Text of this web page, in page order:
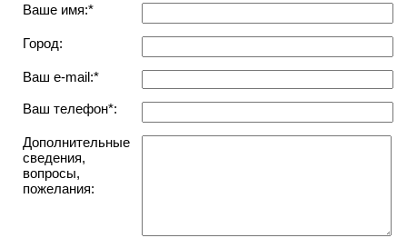
Ваше имя:*
Город:
Ваш e-mail:*
Ваш телефон*:
Дополнительные
сведения,
вопросы,
пожелания: